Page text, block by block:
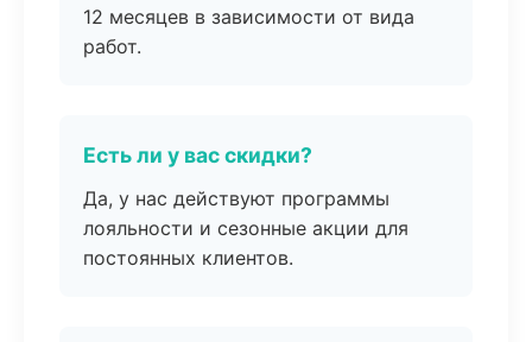
12 месяцев в зависимости от вида
работ.
Есть ли у вас скидки?
Да, у нас действуют программы
лояльности и сезонные акции для
постоянных клиентов.